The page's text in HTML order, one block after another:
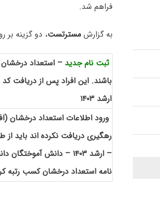
فراهم شد.
به گزارش مسترتست، دو گزینه
ثبت نام جدید – استعداد
باشند. این افراد پس از دریافت
ارشد ۱۴۰۳
ورود اطلاعات استعداد درخشان
رهگیری دریافت نکرده اند باید
– ارشد ۱۴۰۳
نامه استعداد درخشان کسب رتبه